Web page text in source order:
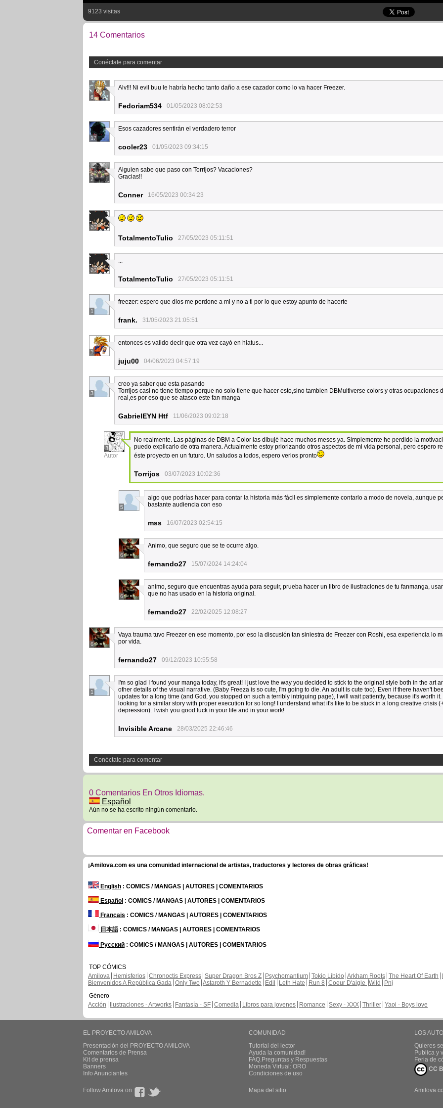
9123 visitas
14 Comentarios
Conéctate para comentar
6
Alv!!! Ni evil buu le habría hecho tanto daño a ese cazador como lo va hacer Freezer.
Fedoriam534 01/05/2023 08:02:53
17
Esos cazadores sentirán el verdadero terror
cooler23 01/05/2023 09:34:15
2
Alguien sabe que paso con Torrijos? Vacaciones?
Gracias!!
Conner 16/05/2023 00:34:23
20
TotalmentoTulio 27/05/2023 05:11:51
20
...
TotalmentoTulio 27/05/2023 05:11:51
1
freezer: espero que dios me perdone a mi y no a ti por lo que estoy apunto de hacerte
frank. 31/05/2023 21:05:51
1
entonces es valido decir que otra vez cayó en hiatus...
juju00 04/06/2023 04:57:19
3
creo ya saber que esta pasando
Torrijos casi no tiene tiempo porque no solo tiene que hacer esto,sino tambien DBMultiverse colors y otras ocupaciones
real,es por eso que se atasco este fan manga
GabrielEYN Htf 11/06/2023 09:02:18
3
Autor
No realmente. Las páginas de DBM a Color las dibujé hace muchos meses ya. Simplemente he perdido la
puedo explicarlo de otra manera. Actualmente estoy priorizando otros aspectos de mi vida personal, pero espero
éste proyecto en un futuro. Un saludos a todos, espero verlos pronto
Torrijos 03/07/2023 10:02:36
5
algo que podrías hacer para contar la historia más fácil es simplemente contarlo a modo de novela, aunque
bastante audiencia con eso
mss 16/07/2023 02:54:15
6
Animo, que seguro que se te ocurre algo.
fernando27 15/07/2024 14:24:04
6
animo, seguro que encuentras ayuda para seguir, prueba hacer un libro de ilustraciones de tu fanmanga,
que no has usado en la historia original.
fernando27 22/02/2025 12:08:27
6
Vaya trauma tuvo Freezer en ese momento, por eso la discusión tan siniestra de Freezer con Roshi, esa experiencia lo
por vida.
fernando27 09/12/2023 10:55:58
1
I'm so glad I found your manga today, it's great! I just love the way you decided to stick to the original style both in the art
other details of the visual narrative. (Baby Freeza is so cute, I'm going to die. An adult is cute too). Even if there haven't
updates for a long time (and God, you stopped on such a terribly intriguing page), I will wait patiently, because it's worth it.
looking for a similar story with proper execution for so long! I understand what it's like to be stuck in a long creative crisis
depression). I wish you good luck in your life and in your work!
Invisible Arcane 28/03/2025 22:46:46
Conéctate para comentar
0 Comentarios En Otros Idiomas.
Español
Aún no se ha escrito ningún comentario.
Comentar en Facebook
¡Amilova.com es una comunidad internacional de artistas, traductores y lectores de obras gráficas!
English : COMICS / MANGAS | AUTORES | COMENTARIOS
Español : COMICS / MANGAS | AUTORES | COMENTARIOS
Français : COMICS / MANGAS | AUTORES | COMENTARIOS
日本語: COMICS / MANGAS | AUTORES | COMENTARIOS
Русский : COMICS / MANGAS | AUTORES | COMENTARIOS
TOP CÓMICS
Amilova
Hemisferios Chronoctis Express Super Dragon Bros Z Psychomantium Tokio Libido Arkham Roots The Heart Of Earth
Bienvenidos A República Gada Only Two Astaroth Y Bernadette Edil Leth Hate Run 8 Coeur D'aigle Wild
Pnj
Género
Acción
Ilustraciones - Artworks Fantasía - SF Comedia Libros para jovenes Romance Sexy - XXX Thriller Yaoi - Boys love
EL PROYECTO AMILOVA
Presentación del PROYECTO AMILOVA
Comentarios de Prensa
Kit de prensa
Banners
Info Anunciantes
COMUNIDAD
Tutorial del lector
Ayuda la comunidad!
FAQ.Preguntas y Respuestas
Moneda Virtual: ORO
Condiciones de uso
LOS
Quieres
Publica y
Feria de
CC
Follow Amilova on Mapa del sitio